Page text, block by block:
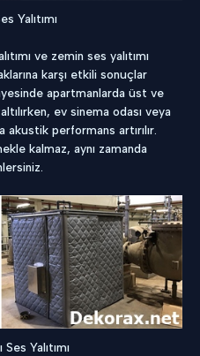
Yalıtımı
ve zemin ses yalıtımı
karşı etkili sonuçlar
apartmanlarda üst ve
ev sinema odası veya
performans artırılır.
kalmaz, aynı zamanda
Yalıtımı